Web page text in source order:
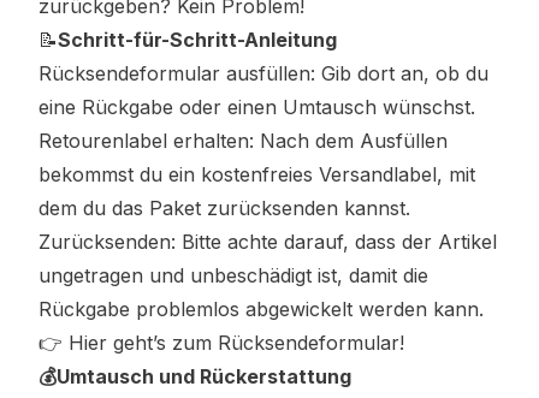
zurückgeben? Kein Problem!
📝Schritt-für-Schritt-Anleitung
Rücksendeformular ausfüllen: Gib dort an, ob du
eine Rückgabe oder einen Umtausch wünschst.
Retourenlabel erhalten: Nach dem Ausfüllen
bekommst du ein kostenfreies Versandlabel, mit
dem du das Paket zurücksenden kannst.
Zurücksenden: Bitte achte darauf, dass der Artikel
ungetragen und unbeschädigt ist, damit die
Rückgabe problemlos abgewickelt werden kann.
👉 Hier geht’s zum Rücksendeformular!
💰Umtausch und Rückerstattung